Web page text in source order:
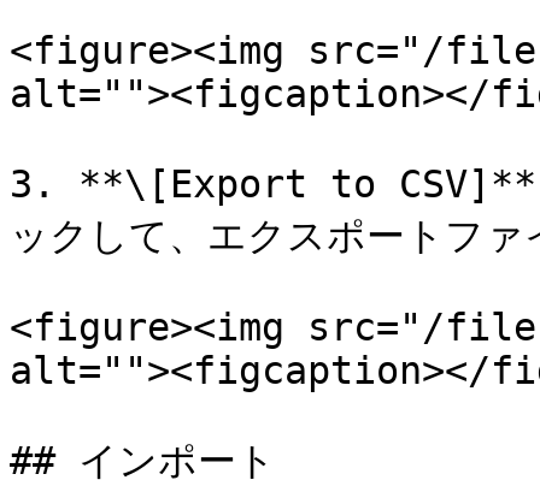
<figure><img src="/files/
alt=""><figcaption></
3. **\[Export to CSV]**
ックして、エクスポートフ
<figure><img src="/files/
alt=""><figcaption></
## インポート